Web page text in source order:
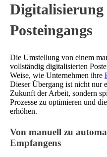
Digitalisierung
Posteingangs
Die Umstellung von einem
vollständig digitalisierten
Weise, wie Unternehmen ihre
Dieser Übergang ist nicht nur
Zukunft der Arbeit, sondern
Prozesse zu optimieren und
erhöhen.
Von manuell zu
Empfangens